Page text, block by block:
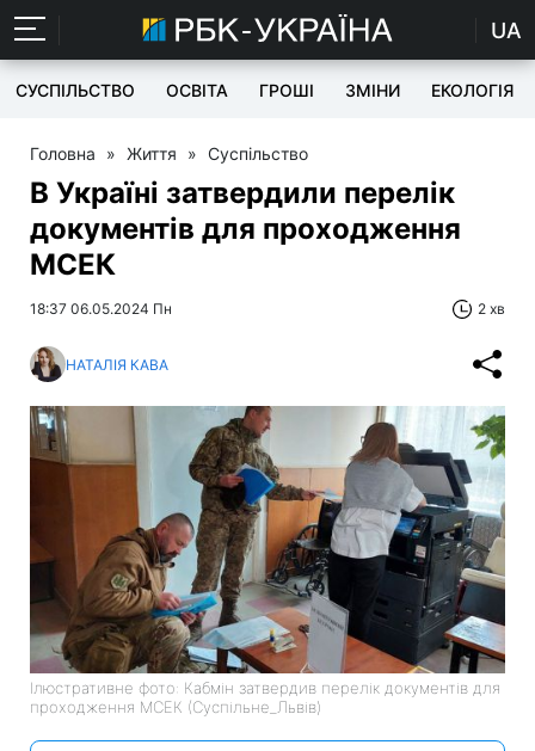
UA
СУСПІЛЬСТВО ОСВІТА ГРОШІ ЗМІНИ ЕКОЛОГІЯ
Головна » Життя » Суспільство
В Україні затвердили перелік
документів для проходження
МСЕК
18:37 06.05.2024 Пн 2 хв
НАТАЛІЯ КАВА
Ілюстративне фото: Кабмін затвердив перелік документів для
проходження МСЕК (Суспільне_Львів)